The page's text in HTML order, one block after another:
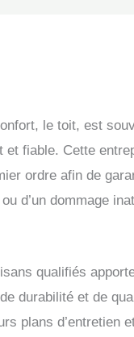
le toit, est
fiable. Cette
ordre afin de
d’un dommage
qualifiés
durabilité et de
plans d’entretien